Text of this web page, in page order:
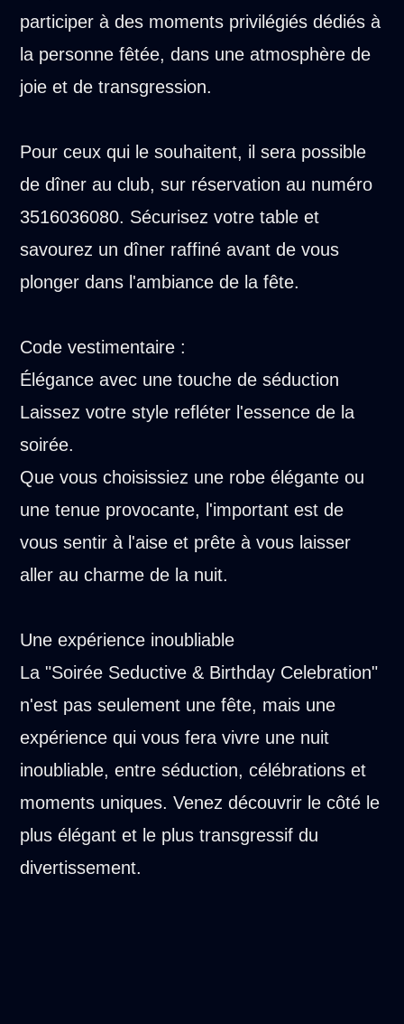
participer à des moments privilégiés dédiés à
la personne fêtée, dans une atmosphère de
joie et de transgression.
Pour ceux qui le souhaitent, il sera possible
de dîner au club, sur réservation au numéro
3516036080. Sécurisez votre table et
savourez un dîner raffiné avant de vous
plonger dans l'ambiance de la fête.
Code vestimentaire :
Élégance avec une touche de séduction
Laissez votre style refléter l'essence de la
soirée.
Que vous choisissiez une robe élégante ou
une tenue provocante, l'important est de
vous sentir à l'aise et prête à vous laisser
aller au charme de la nuit.
Une expérience inoubliable
La "Soirée Seductive & Birthday Celebration"
n'est pas seulement une fête, mais une
expérience qui vous fera vivre une nuit
inoubliable, entre séduction, célébrations et
moments uniques. Venez découvrir le côté le
plus élégant et le plus transgressif du
divertissement.